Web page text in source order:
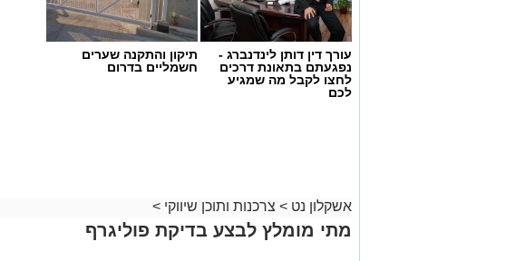
עורך דין דותן לינדנברג -
נפגעתם בתאונת דרכים
לחצו לקבל מה שמגיע
לכם
תיקון והתקנה שערים
חשמליים בדרום
אשקלון נט > צרכנות ותוכן שיווקי >
מתי מומלץ לבצע בדיקת פוליגרף